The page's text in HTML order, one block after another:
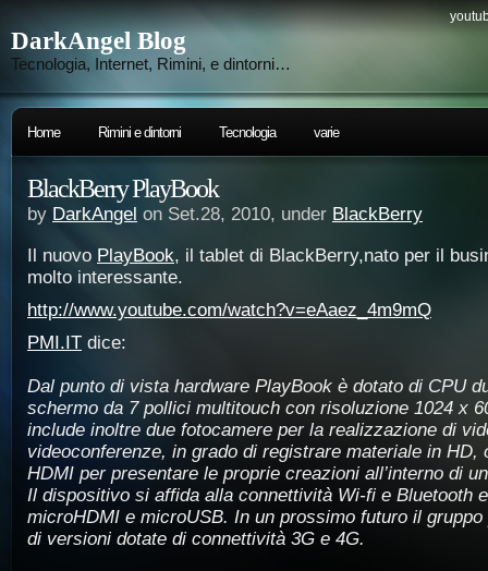
DarkAngel Blog
Tecnologia, Internet, Rimini, e dintorni…
Home Rimini e dintorni Tecnologia varie
BlackBerry PlayBook
by DarkAngel on Set.28, 2010, under BlackBerry
Il nuovo PlayBook, il tablet di BlackBerry,nato per il
molto interessante.
http://www.youtube.com/watch?v=eAaez_4m9mQ
PMI.IT dice:
Dal punto di vista hardware PlayBook è dotato di CPU
schermo da 7 pollici multitouch con risoluzione 1024 x
include inoltre due fotocamere per la realizzazione di
videoconferenze, in grado di registrare materiale in HD,
HDMI per presentare le proprie creazioni all’interno di
Il dispositivo si affida alla connettività Wi-fi e Bluetooth
microHDMI e microUSB. In un prossimo futuro il
di versioni dotate di connettività 3G e 4G.